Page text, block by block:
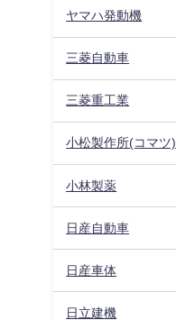
ヤマハ発動機
三菱自動車
三菱重工業
小松製作所(コマツ)
小林製薬
日産自動車
日産車体
日立建機